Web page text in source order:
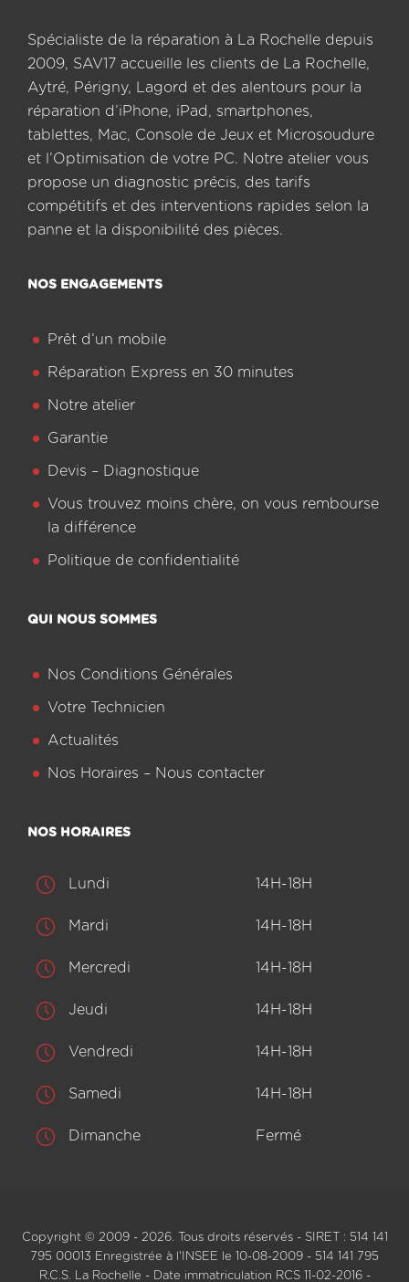
Spécialiste de la réparation à La Rochelle depuis
2009, SAV17 accueille les clients de La Rochelle,
Aytré, Périgny, Lagord et des alentours pour la
réparation d’iPhone, iPad, smartphones,
tablettes, Mac, Console de Jeux et Microsoudure
et l’Optimisation de votre PC. Notre atelier vous
propose un diagnostic précis, des tarifs
compétitifs et des interventions rapides selon la
panne et la disponibilité des pièces.
NOS ENGAGEMENTS
Prêt d’un mobile
Réparation Express en 30 minutes
Notre atelier
Garantie
Devis – Diagnostique
Vous trouvez moins chère, on vous rembourse
la différence
Politique de confidentialité
QUI NOUS SOMMES
Nos Conditions Générales
Votre Technicien
Actualités
Nos Horaires – Nous contacter
NOS HORAIRES
Lundi 14H-18H
Mardi 14H-18H
Mercredi 14H-18H
Jeudi 14H-18H
Vendredi 14H-18H
Samedi 14H-18H
Dimanche Fermé
Copyright © 2009 - 2026. Tous droits réservés - SIRET : 514 141
795 00013 Enregistrée à l'INSEE le 10-08-2009 - 514 141 795
R.C.S. La Rochelle - Date immatriculation RCS 11-02-2016 -